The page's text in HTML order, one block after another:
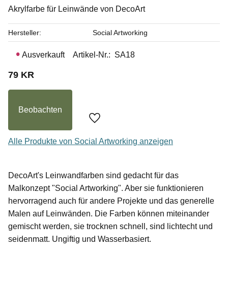
Akrylfarbe für Leinwände von DecoArt
79 KR
Zu Favoriten hinzufügen
Beobachten
Ausverkauft Artikel-Nr. SA18
Hersteller Social Artworking
Alle Produkte von Social Artworking anzeigen
DecoArt's Leinwandfarben sind gedacht für das
Malkonzept "Social Artworking". Aber sie funktionieren
hervorragend auch für andere Projekte und das generelle
Malen auf Leinwänden. Die Farben können miteinander
gemischt werden, sie trocknen schnell, sind lichtecht und
seidenmatt. Ungiftig und Wasserbasiert.